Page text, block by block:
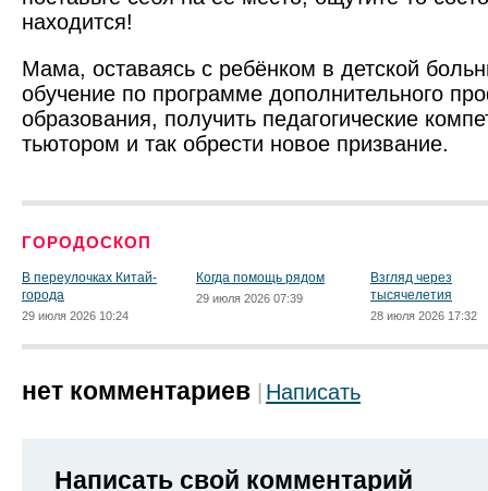
находится!
Мама, оставаясь с ребёнком в детской
обучение по программе дополнительного
образования, получить педагогические
тьютором и так обрести новое призвание.
ГОРОДОСКОП
В переулочках Китай-
города
29 июля 2026 10:24
Когда помощь рядом
29 июля 2026 07:39
Взгляд через
тысячелетия
28 июля 2026 17:32
нет комментариев Написать
Написать свой комментарий